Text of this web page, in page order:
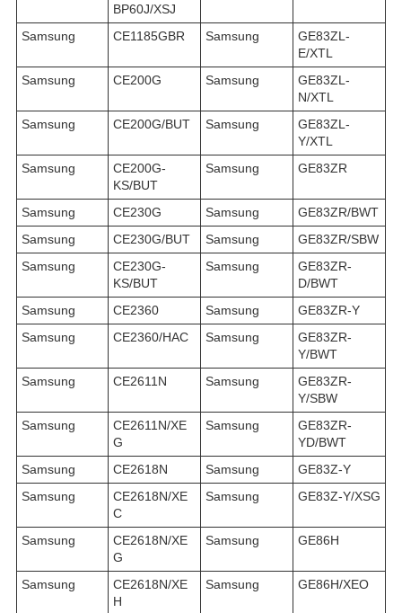
BP60J/XSJ
Samsung CE1185GBR Samsung
GE83ZL-
E/XTL
Samsung
CE200G Samsung
GE83ZL-
N/XTL
Samsung
CE200G/BUT Samsung
GE83ZL-
Y/XTL
Samsung
CE200G-
KS/BUT
Samsung GE83ZR
Samsung CE230G Samsung
GE83ZR/BWT
Samsung
CE230G/BUT Samsung
GE83ZR/SBW
Samsung
CE230G-
KS/BUT
Samsung
GE83ZR-
D/BWT
Samsung
CE2360 Samsung
GE83ZR-Y
Samsung
CE2360/HAC Samsung
GE83ZR-
Y/BWT
Samsung
CE2611N Samsung
GE83ZR-
Y/SBW
Samsung
CE2611N/XE
G
Samsung
GE83ZR-
YD/BWT
Samsung
CE2618N Samsung
GE83Z-Y
Samsung
CE2618N/XE
C
Samsung GE83Z-Y/XSG
Samsung
CE2618N/XE
G
Samsung GE86H
Samsung
CE2618N/XE
H
Samsung GE86H/XEO